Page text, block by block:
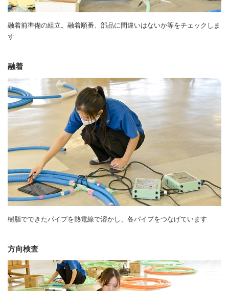
融着前準備の組立。融着順番、部品に間違いはないか等をチェックしま
す
融着
樹脂でできたパイプを熱電線で溶かし、各パイプをつなげています
方向検査